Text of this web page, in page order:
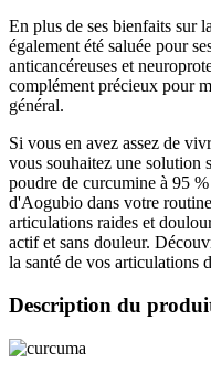
En plus de ses bienfaits sur
également été saluée pour
anticancéreuses et
complément précieux pour
général.
Si vous en avez assez de
vous souhaitez une solution
poudre de curcumine à 95
d'Aogubio dans votre
articulations raides et
actif et sans douleur.
la santé de vos articulations
Description du